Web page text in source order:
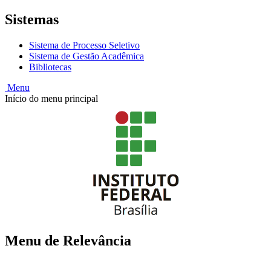
Sistemas
Sistema de Processo Seletivo
Sistema de Gestão Acadêmica
Bibliotecas
Menu
Início do menu principal
Menu de Relevância